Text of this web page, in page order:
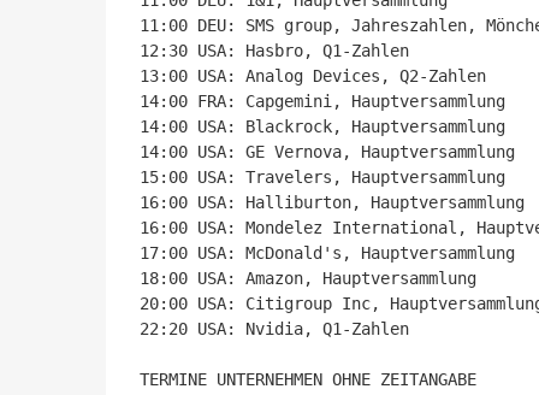
11:00 DEU: SMS group, Jahreszahlen,
12:30 USA: Hasbro, Q1-Zahlen
13:00 USA: Analog Devices, Q2-Zahlen
14:00 FRA: Capgemini, Hauptversammlung
14:00 USA: Blackrock, Hauptversammlung
14:00 USA: GE Vernova, Hauptversammlung
15:00 USA: Travelers, Hauptversammlung
16:00 USA: Halliburton, Hauptversammlung
16:00 USA: Mondelez International,
17:00 USA: McDonald's, Hauptversammlung
18:00 USA: Amazon, Hauptversammlung
20:00 USA: Citigroup Inc,
22:20 USA: Nvidia, Q1-Zahlen
TERMINE UNTERNEHMEN OHNE ZEITANGABE